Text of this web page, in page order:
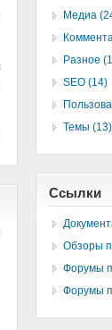
Медиа
Разное
SEO (14)
Темы (13)
Ссылки
Обзоры
Форумы
Форумы